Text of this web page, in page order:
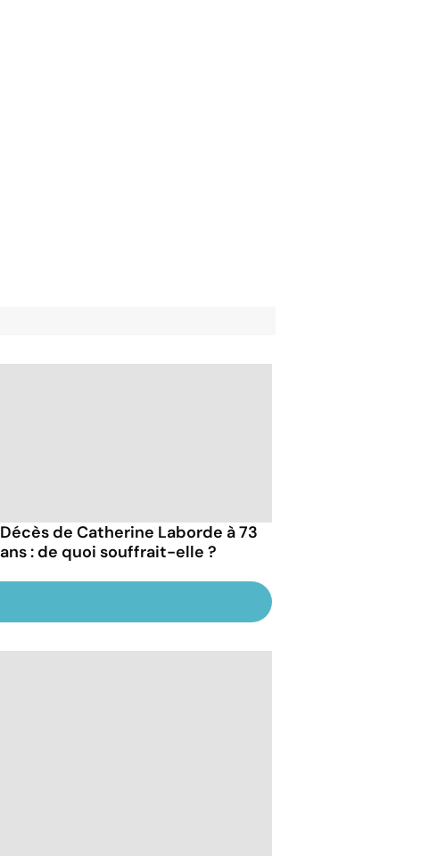
Décès de Catherine Laborde à 73
ans : de quoi souffrait-elle ?